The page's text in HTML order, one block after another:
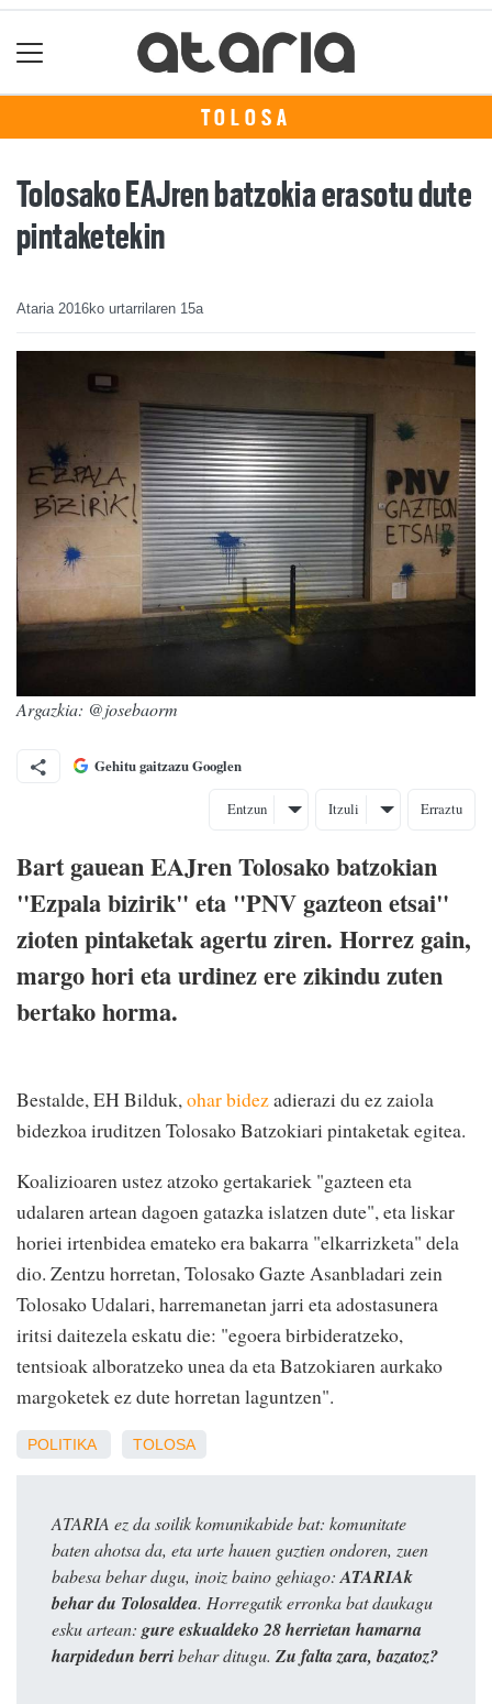
TOLOSA
Tolosako EAJren batzokia erasotu dute
pintaketekin
Ataria 2016ko urtarrilaren 15a
Argazkia: @josebaorm
Gehitu gaitzazu Googlen
Entzun Itzuli Erraztu
Bart gauean EAJren Tolosako batzokian
"Ezpala bizirik" eta "PNV gazteon etsai"
zioten pintaketak agertu ziren. Horrez gain,
margo hori eta urdinez ere zikindu zuten
bertako horma.
Bestalde, EH Bilduk,ohar bidezadierazi du ez zaiola
bidezkoa iruditzen Tolosako Batzokiari pintaketak egitea.
Koalizioaren ustez atzoko gertakariek "gazteen eta
udalaren artean dagoen gatazka islatzen dute", eta liskar
horiei irtenbidea emateko era bakarra "elkarrizketa" dela
dio. Zentzu horretan, Tolosako Gazte Asanbladari zein
Tolosako Udalari, harremanetan jarri eta adostasunera
iritsi daitezela eskatu die: "egoera birbideratzeko,
tentsioak alboratzeko unea da eta Batzokiaren aurkako
margoketek ez dute horretan laguntzen".
POLITIKA TOLOSA
ATARIA ez da soilik komunikabide bat: komunitate
baten ahotsa da, eta urte hauen guztien ondoren, zuen
babesa behar dugu, inoiz baino gehiago: ATARIAk
behar du Tolosaldea. Horregatik erronka bat daukagu
esku artean: gure eskualdeko 28 herrietan hamarna
harpidedun berribehar ditugu. Zu falta zara, bazatoz?